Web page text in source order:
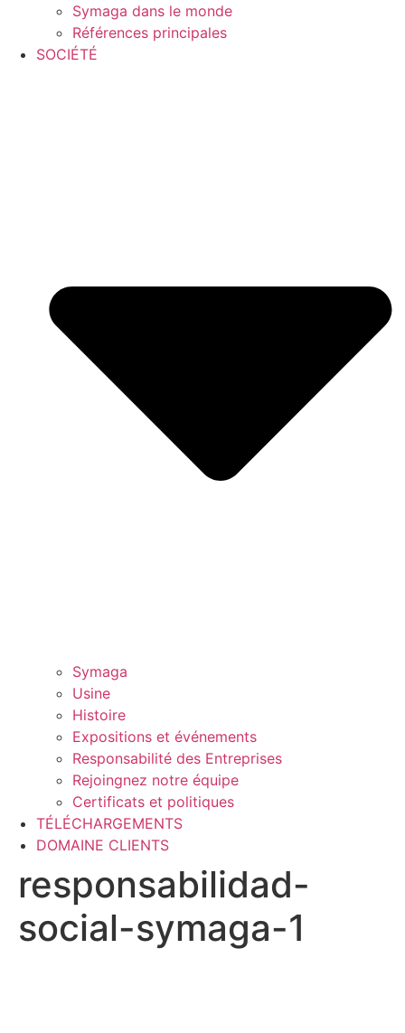
Symaga dans le monde
Références principales
SOCIÉTÉ
Symaga
Usine
Histoire
Expositions et événements
Responsabilité des Entreprises
Rejoingnez notre équipe
Certificats et politiques
TÉLÉCHARGEMENTS
DOMAINE CLIENTS
responsabilidad-
social-symaga-1